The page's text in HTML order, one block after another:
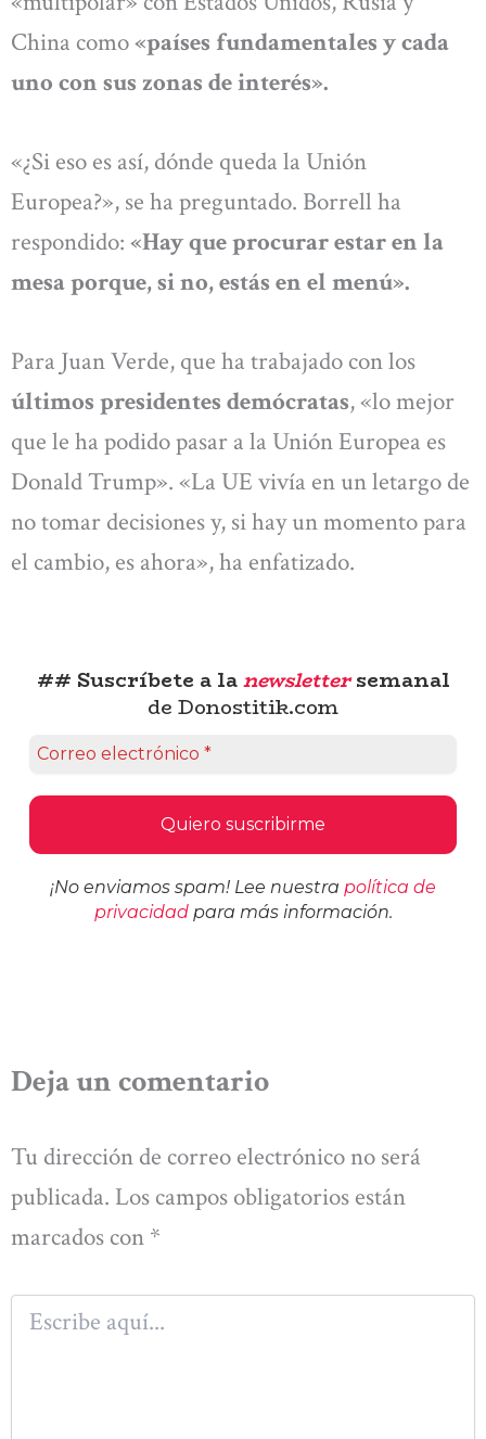
China como«países fundamentales y cada
uno con sus zonas de interés».
«¿Si eso es así, dónde queda la Unión
Europea?», se ha preguntado. Borrell ha
respondido: «Hay que procurar estar en la
mesa porque, si no, estás en el menú».
Para Juan Verde, que ha trabajado con los
últimos presidentes demócratas, «lo mejor
que le ha podido pasar a la Unión Europea es
Donald Trump». «La UE vivía en un letargo de
no tomar decisiones y, si hay un momento para
el cambio, es ahora», ha enfatizado.
## Suscríbete a lanewslettersemanal
de Donostitik.com
¡No enviamos spam! Lee nuestra política de
privacidadpara más información.
Deja un comentario
Tu dirección de correo electrónico no será
publicada. Los campos obligatorios están
marcados con *
Escribe
aquí...